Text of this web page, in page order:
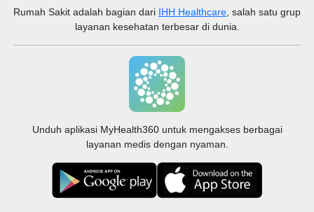
Rumah Sakit adalah bagian dari IHH Healthcare , salah satu grup
layanan kesehatan terbesar di dunia.
Unduh aplikasi MyHealth360 untuk mengakses berbagai
layanan medis dengan nyaman.